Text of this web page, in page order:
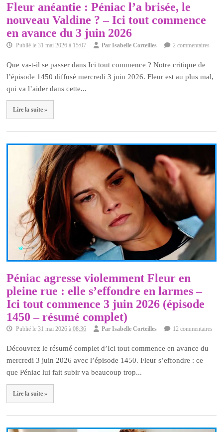
Fleur anéantie : Péniac l’a brisée, le
nouveau Valdine ? – Ici tout commence
en avance du 3 juin 2026
Publié le31 mai 2026 à 15:07 ParIsabelle Corteilles 2 commentaires
Que va-t-il se passer dans Ici tout commence ? Notre critique de
l’épisode 1450 diffusé mercredi 3 juin 2026. Fleur est au plus mal,
qui va l’aider dans cette...
Lire la suite »
Péniac agresse violemment Fleur en
pleine rue : elle s’effondre en larmes –
Ici tout commence 3 juin 2026 (épisode
1450 – résumé complet)
Publié le31 mai 2026 à 08:36 ParIsabelle Corteilles 12 commentaires
Découvrez le résumé complet d’Ici tout commence en avance du
mercredi 3 juin 2026 avec l’épisode 1450. Fleur s’effondre : ce
que Péniac lui fait subir va beaucoup trop...
Lire la suite »